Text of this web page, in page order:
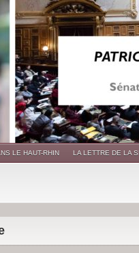
LE HAUT-RHIN LA LETTRE DE LA